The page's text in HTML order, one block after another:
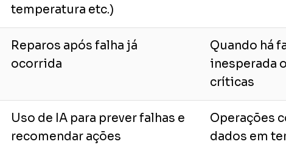
temperatura etc.)
Reparos após falha já
ocorrida
Quando há
inesperada
críticas
Uso de IA para prever falhas e
recomendar ações
Operações
dados em